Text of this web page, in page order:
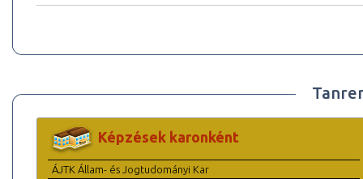
Képzések karonként
ÁJTK Állam- és Jogtudományi Kar